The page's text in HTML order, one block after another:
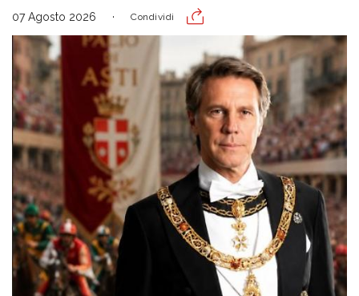
07 Agosto 2026 Condividi